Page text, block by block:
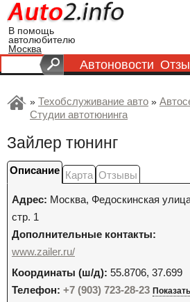
В помощь
автолюбителю
Москва
Автоновости
» Техобслуживание авто »
Студии автотюнинга
Зайлер тюнинг
Описание Карта Отзывы
Адрес: Москва, Федоскинская
стр. 1
Дополнительные контакты:
www.zailer.ru/
Координаты (ш/д): 55.8706, 37.699
Телефон: +7 (903) 723-28-23